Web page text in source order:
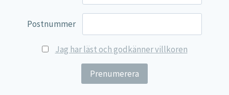
Green Trade
Postnummer
Jag har läst och godkänner villkoren